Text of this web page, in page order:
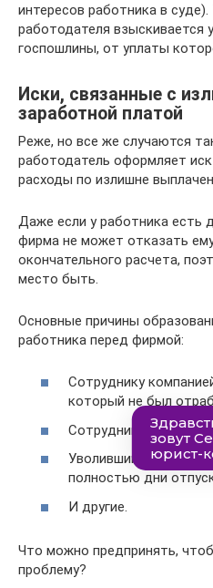
интересов работника в
работодателя взыскивается
госпошлины, от уплаты
Иски, связанные с
заработной платой
Реже, но все же случаются
работодатель оформляет
расходы по излишне
Даже если у работника есть
фирма не может отказать
окончательного расчета,
место быть.
Основные причины
работника перед фирмой:
Сотруднику
который не был
Сотруднику
Уволившийся
полностью дни
И другие.
Что можно предпринять,
проблему?